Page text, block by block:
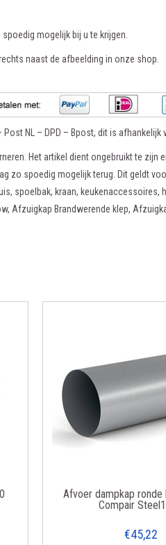
mogelijk bij u te krijgen.
naast de afbeelding in onze shop.
NL – DPD – Bpost, dit is afhankelijk
Het artikel dient ongebruikt te zijn
zo spoedig mogelijk terug. Dit geldt
spoelbak, kraan, keukenaccessoires,
Afzuigkap Brandwerende klep,
Afvoer dampkap ronde
Compair
€45,22